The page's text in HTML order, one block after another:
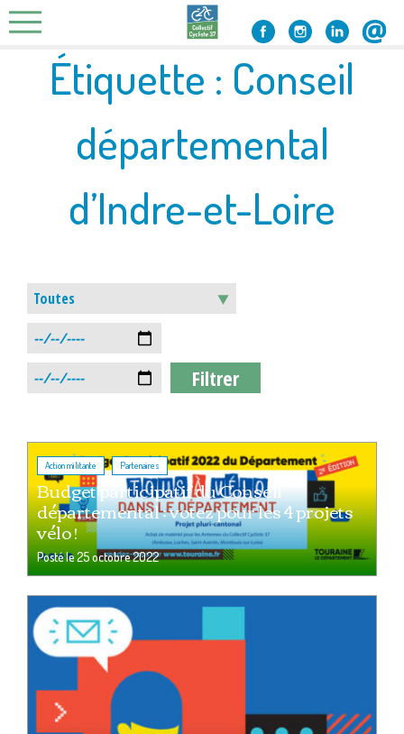
Skip
to
Étiquette : Conseil
départemental
d’Indre-et-Loire
Action militante , Partenaires
Budget participatif du Conseil
départemental : votez pour les 4 projets
vélo !
Posté le25 octobre 2022